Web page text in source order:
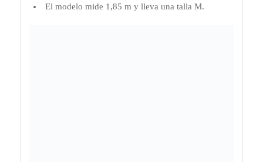
El modelo mide 1,85 m y lleva una talla M.